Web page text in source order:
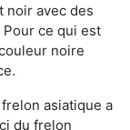
noir avec des
ce qui est
noire
asiatique a
du frelon